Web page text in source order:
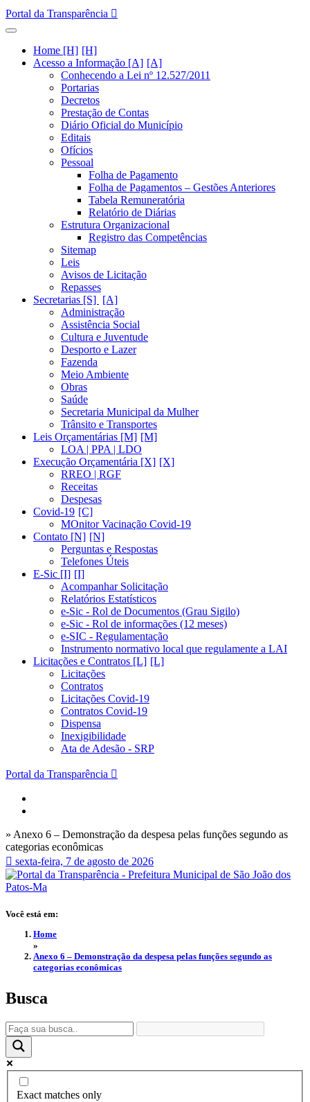
Portal da Transparência
Home [H]
Acesso a Informação [A]
Conhecendo a Lei nº 12.527/2011
Portarias
Decretos
Prestação de Contas
Diário Oficial do Município
Editais
Ofícios
Pessoal
Folha de Pagamento
Folha de Pagamentos – Gestões Anteriores
Tabela Remuneratória
Relatório de Diárias
Estrutura Organizacional
Registro das Competências
Sitemap
Leis
Avisos de Licitação
Repasses
Secretarias [S]
Administração
Assistência Social
Cultura e Juventude
Desporto e Lazer
Fazenda
Meio Ambiente
Obras
Saúde
Secretaria Municipal da Mulher
Trânsito e Transportes
Leis Orçamentárias [M]
LOA | PPA | LDO
Execução Orçamentária [X]
RREO | RGF
Receitas
Despesas
Covid-19
MOnitor Vacinação Covid-19
Contato [N]
Perguntas e Respostas
Telefones Úteis
E-Sic [I]
Acompanhar Solicitação
Relatórios Estatísticos
e-Sic - Rol de Documentos (Grau Sigilo)
e-Sic - Rol de informações (12 meses)
e-SIC - Regulamentação
Instrumento normativo local que regulamente a LAI
Licitações e Contratos [L]
Licitações
Contratos
Licitações Covid-19
Contratos Covid-19
Dispensa
Inexigibilidade
Ata de Adesão - SRP
Portal da Transparência
» Anexo 6 – Demonstração da despesa pelas funções segundo as
categorias econômicas
sexta-feira, 7 de agosto de 2026
Você está em:
Home
»
Anexo 6 – Demonstração da despesa pelas funções segundo as
categorias econômicas
Busca
Exact matches only